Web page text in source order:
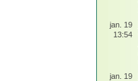
jan. 19
13:54
jan. 19